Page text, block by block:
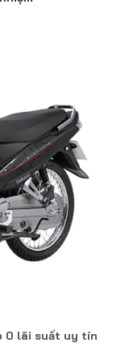
0 lãi suất uy tín